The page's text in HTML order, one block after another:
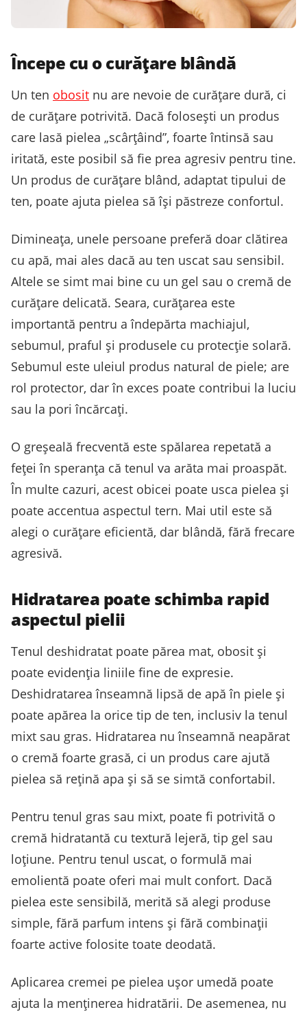
Începe cu o curățare blândă
Un ten obosit nu are nevoie de curățare dură, ci
de curățare potrivită. Dacă folosești un produs
care lasă pielea „scârțâind”, foarte întinsă sau
iritată, este posibil să fie prea agresiv pentru tine.
Un produs de curățare blând, adaptat tipului de
ten, poate ajuta pielea să își păstreze confortul.
Dimineața, unele persoane preferă doar clătirea
cu apă, mai ales dacă au ten uscat sau sensibil.
Altele se simt mai bine cu un gel sau o cremă de
curățare delicată. Seara, curățarea este
importantă pentru a îndepărta machiajul,
sebumul, praful și produsele cu protecție solară.
Sebumul este uleiul produs natural de piele; are
rol protector, dar în exces poate contribui la luciu
sau la pori încărcați.
O greșeală frecventă este spălarea repetată a
feței în speranța că tenul va arăta mai proaspăt.
În multe cazuri, acest obicei poate usca pielea și
poate accentua aspectul tern. Mai util este să
alegi o curățare eficientă, dar blândă, fără frecare
agresivă.
Hidratarea poate schimba rapid
aspectul pielii
Tenul deshidratat poate părea mat, obosit și
poate evidenția liniile fine de expresie.
Deshidratarea înseamnă lipsă de apă în piele și
poate apărea la orice tip de ten, inclusiv la tenul
mixt sau gras. Hidratarea nu înseamnă neapărat
o cremă foarte grasă, ci un produs care ajută
pielea să rețină apa și să se simtă confortabil.
Pentru tenul gras sau mixt, poate fi potrivită o
cremă hidratantă cu textură lejeră, tip gel sau
loțiune. Pentru tenul uscat, o formulă mai
emolientă poate oferi mai mult confort. Dacă
pielea este sensibilă, merită să alegi produse
simple, fără parfum intens și fără combinații
foarte active folosite toate deodată.
Aplicarea cremei pe pielea ușor umedă poate
ajuta la menținerea hidratării. De asemenea, nu